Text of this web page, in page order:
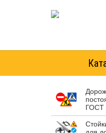
ГОСТ